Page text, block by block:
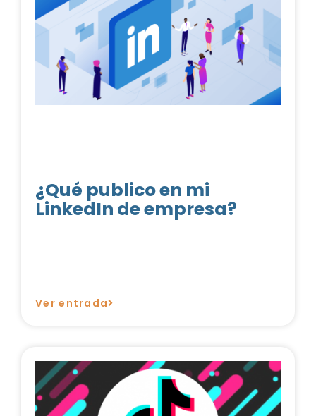
¿Qué publico en mi
LinkedIn de empresa?
Ver entrada